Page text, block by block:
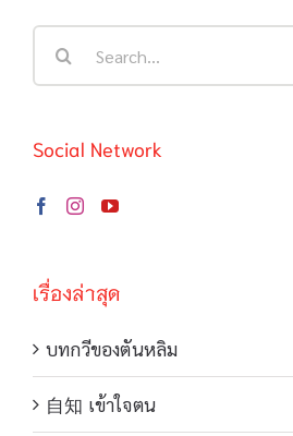
Social Network
เรื่องล่าสุด
บทกวีของตันหลิม
自知 เข้าใจตน